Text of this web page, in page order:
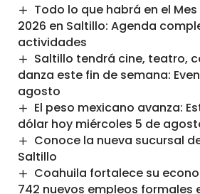
Todo lo que habrá en el
2026 en Saltillo: Agenda
actividades
Saltillo tendrá cine, teatro,
danza este fin de semana:
agosto
El peso mexicano avanza:
dólar hoy miércoles 5 de
Conoce la nueva sucursal
Saltillo
Coahuila fortalece su
742 nuevos empleos formales